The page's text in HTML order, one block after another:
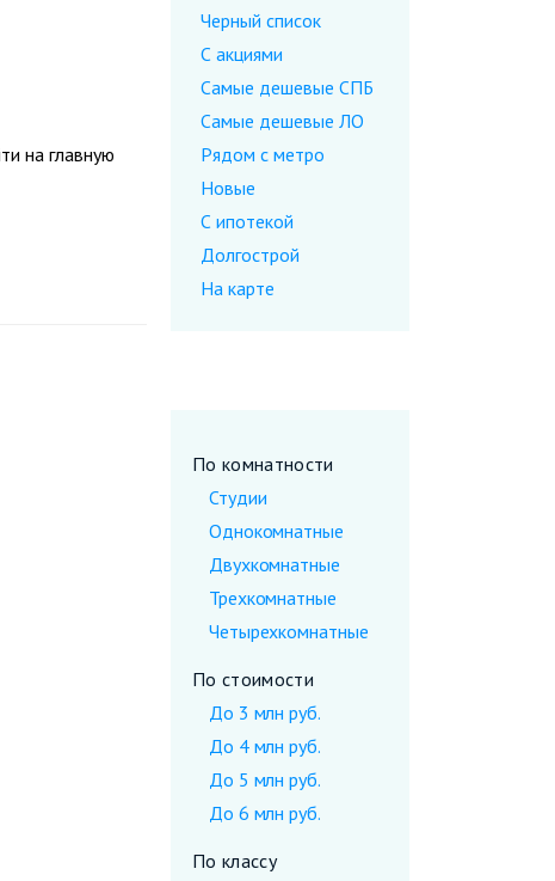
Черный список
С акциями
Самые дешевые CПБ
Самые дешевые ЛО
Рядом с метро
Новые
С ипотекой
Долгострой
На карте
По комнатности
Студии
Однокомнатные
Двухкомнатные
Трехкомнатные
Четырехкомнатные
По стоимости
До 3 млн руб.
До 4 млн руб.
До 5 млн руб.
До 6 млн руб.
По классу
на главную